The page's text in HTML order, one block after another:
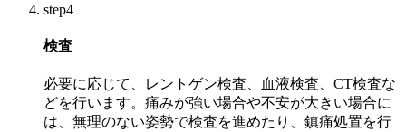
step4
検査
必要に応じて、レントゲン検査、血液検査、CT検査な
どを行います。痛みが強い場合や不安が大きい場合に
は、無理のない姿勢で検査を進めたり、鎮痛処置を行